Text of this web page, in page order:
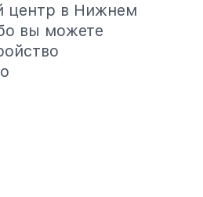
центр в Нижнем
вы можете